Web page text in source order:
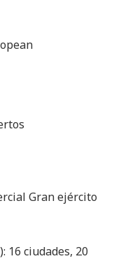
Gran ejército
16 ciudades, 20